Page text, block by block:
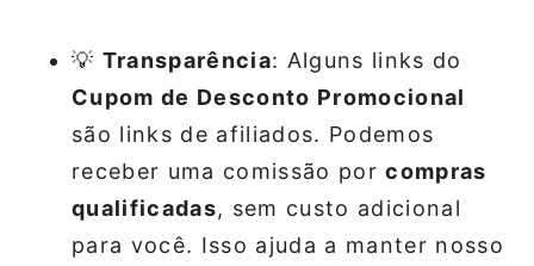
💡 Transparência: Alguns links do
Cupom de Desconto Promocional
são links de afiliados. Podemos
receber uma comissão porcompras
qualificadas, sem custo adicional
para você. Isso ajuda a manter nosso